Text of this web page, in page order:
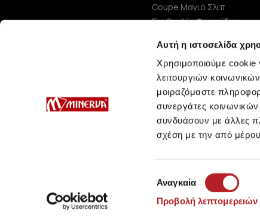
Αυτή η ιστοσελίδα
Χρησιμοποιούμε cookie
λειτουργιών
μοιραζόμαστε
συνεργάτες
συνδυάσουν με άλλες
σχέση με την από
συγκατάθεσης
Αναγκαία
Προβολή λεπτομερειών
Coupe Μαγιό Σλιπ
Συμβουλές Φροντίδας